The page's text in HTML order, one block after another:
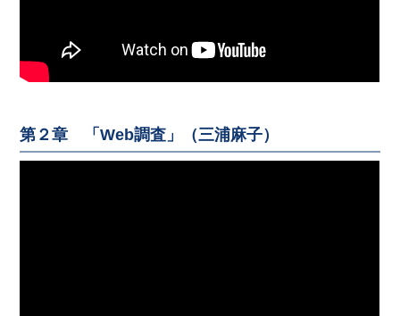
第２章 「Web調査」（三浦麻子）